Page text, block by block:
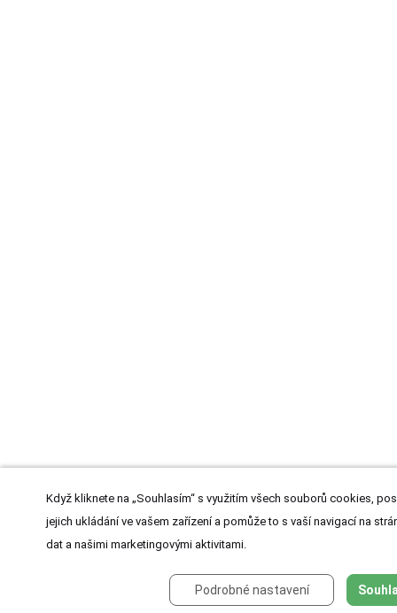
Když kliknete na „Souhlasím“ s využitím všech souborů cookies,
jejich ukládání ve vašem zařízení a pomůže to s vaší navigací na
dat a našimi marketingovými aktivitami.
Podrobné nastavení